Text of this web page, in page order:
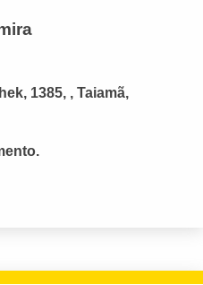
1385, , Taiamã,